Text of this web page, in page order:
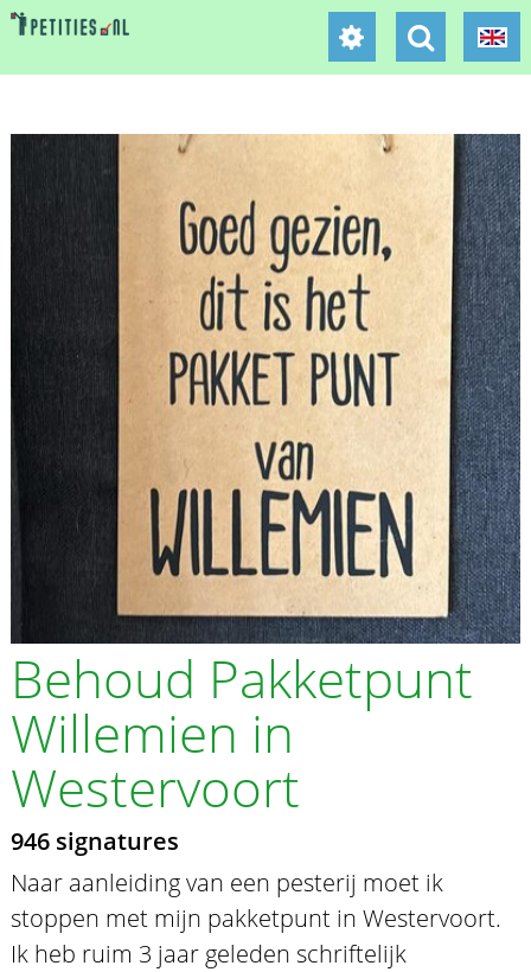
Behoud Pakketpunt
Willemien in
Westervoort
946 signatures
Naar aanleiding van een pesterij moet ik
stoppen met mijn pakketpunt in Westervoort.
Ik heb ruim 3 jaar geleden schriftelijk